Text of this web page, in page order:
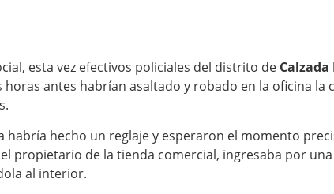
esta vez efectivos policiales del distrito de Calzada
horas antes habrían asaltado y robado en la oficina la
habría hecho un reglaje y esperaron el momento
propietario de la tienda comercial, ingresaba por
al interior.